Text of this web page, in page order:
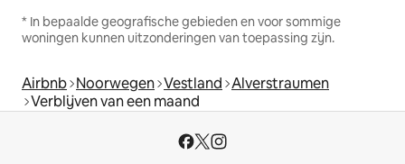
* In bepaalde geografische gebieden en voor sommige
woningen kunnen uitzonderingen van toepassing zijn.
Airbnb Noorwegen Vestland Alverstraumen
Verblijven van een maand